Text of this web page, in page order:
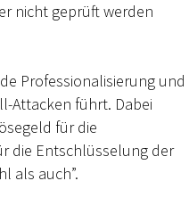
nicht geprüft werden
Professionalisierung und
Attacken führt. Dabei
für die
die Entschlüsselung der
als auch”.